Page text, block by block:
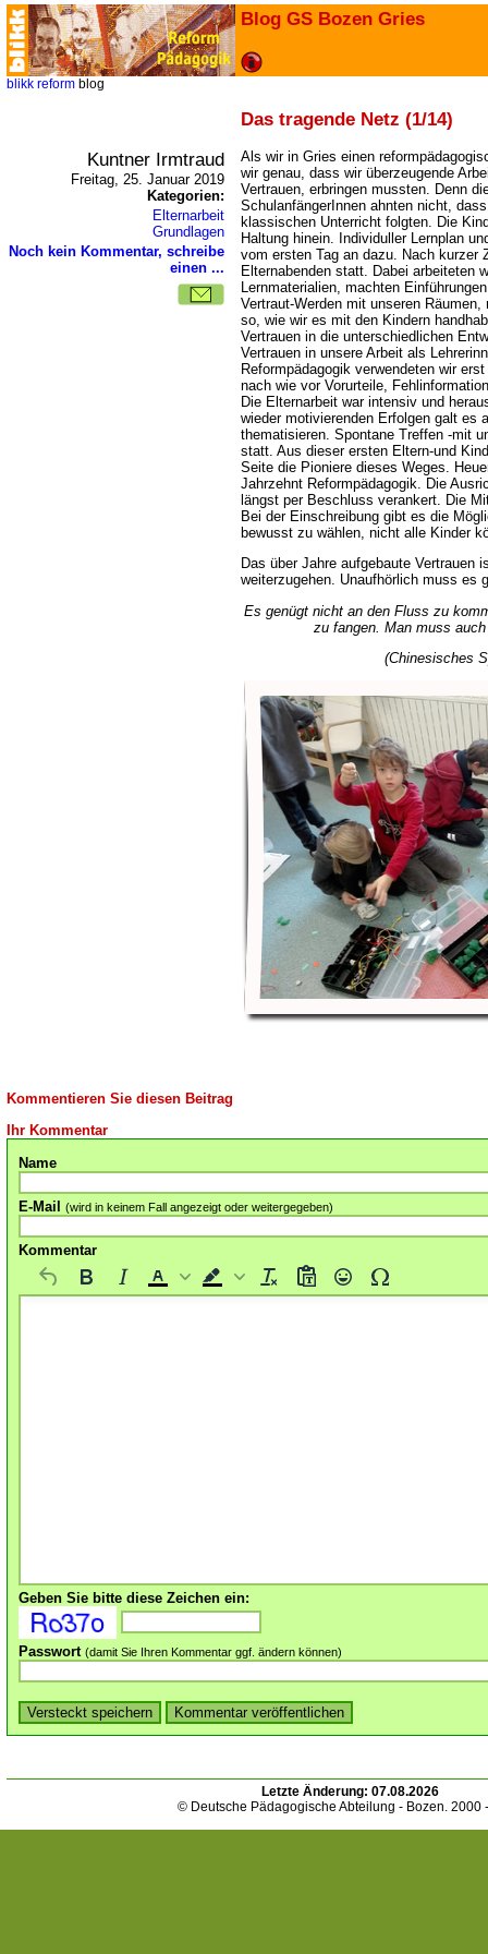
Blog GS Bozen Gries
blikk reform blog
Das tragende Netz (1/14)
Kuntner Irmtraud
Freitag, 25. Januar 2019
Kategorien:
Elternarbeit
Grundlagen
Noch kein Kommentar, schreibe
einen ...
Als wir in Gries einen
wir genau, dass wir überzeugende
Vertrauen, erbringen mussten. Denn
SchulanfängerInnen ahnten nicht,
klassischen Unterricht folgten. Die
Haltung hinein. Individuller Lernplan
vom ersten Tag an dazu. Nach kurzer
Elternabenden statt. Dabei arbeiteten
Lernmaterialien, machten
Vertraut-Werden mit unseren
so, wie wir es mit den Kindern
Vertrauen in die unterschiedlichen
Vertrauen in unsere Arbeit als
Reformpädagogik verwendeten wir
nach wie vor Vorurteile,
Die Elternarbeit war intensiv und
wieder motivierenden Erfolgen galt es
thematisieren. Spontane Treffen -mit
statt. Aus dieser ersten Eltern-und
Seite die Pioniere dieses Weges.
Jahrzehnt Reformpädagogik. Die
längst per Beschluss verankert. Die
Bei der Einschreibung gibt es die
bewusst zu wählen, nicht alle Kinder
Das über Jahre aufgebaute Vertrauen
weiterzugehen. Unaufhörlich muss es
Es genügt nicht an den Fluss zu
zu fangen. Man muss
(Chinesisches
Kommentieren Sie diesen Beitrag
Ihr Kommentar
Name
E-Mail (wird in keinem Fall angezeigt oder weitergegeben)
Kommentar
Geben Sie bitte diese Zeichen ein:
Passwort (damit Sie Ihren Kommentar ggf. ändern können)
Letzte Änderung: 07.08.2026
© Deutsche Pädagogische Abteilung - Bozen. 2000